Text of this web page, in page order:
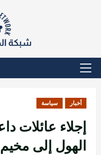
القائمة
أخبار سياسة
إجلاء عائلات
الهول إلى